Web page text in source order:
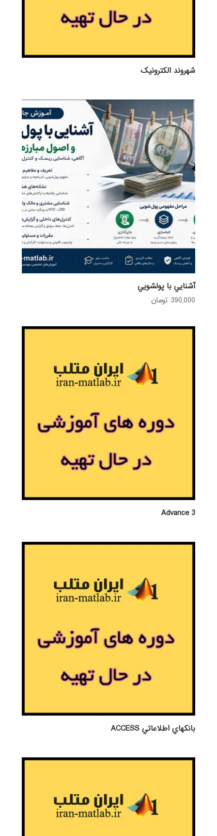
شهروند الکترونیک
آشنايي با پولشويي
390,000 تومان
Advance 3
بانكهاي اطلاعاتي ACCESS